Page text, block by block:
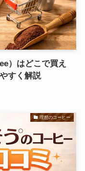
）はどこで買え
すく解説
理想のコーヒー